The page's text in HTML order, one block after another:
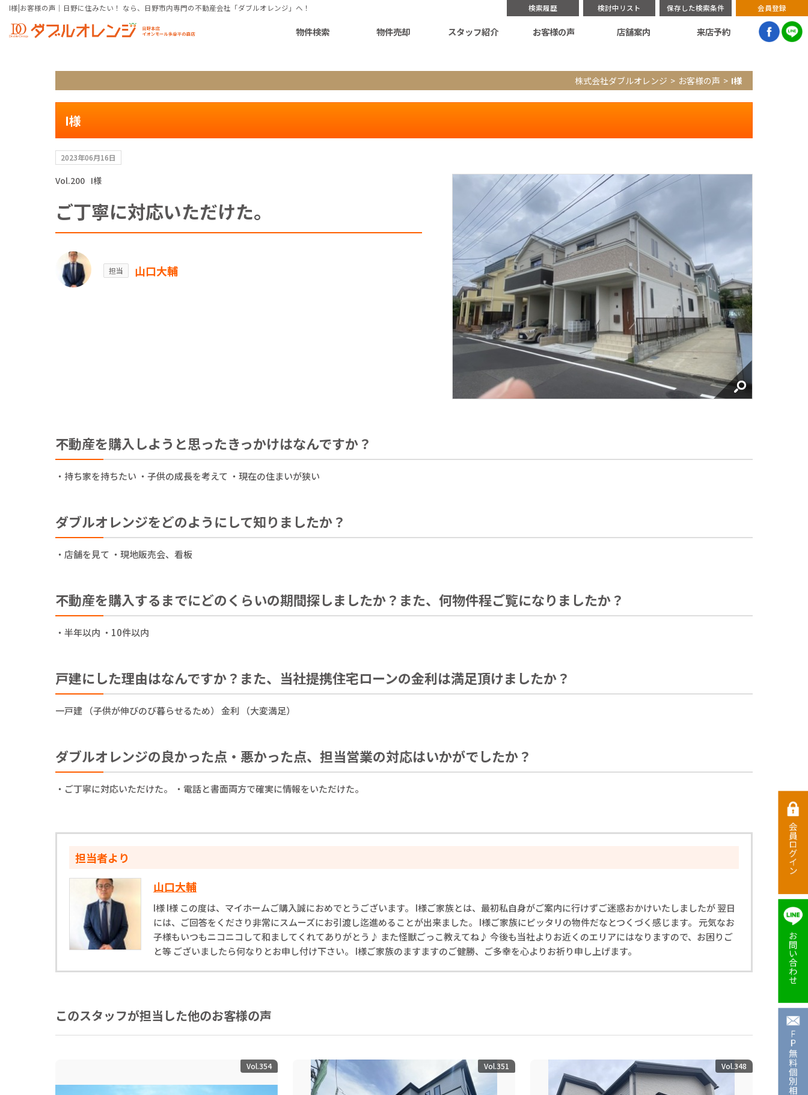
I様|お客様の声｜日野に住みたい！ なら、日野市内専門の不動産会社「ダブルオレンジ」へ！ 検索履歴 検討中リスト 保存した検索条件 会員登録
物件検索 物件売却 スタッフ紹介 お客様の声 店舗案内 来店予約
株式会社ダブルオレンジ お客様の声 I様
I様
2023年06月16日
Vol.200 I様
ご丁寧に対応いただけた。
担当 山口大輔
不動産を購入しようと思ったきっかけはなんですか？
・持ち家を持ちたい ・子供の成長を考えて ・現在の住まいが狭い
ダブルオレンジをどのようにして知りましたか？
・店舗を見て ・現地販売会、看板
不動産を購入するまでにどのくらいの期間探しましたか？また、何物件程ご覧になりましたか？
・半年以内 ・10件以内
戸建にした理由はなんですか？また、当社提携住宅ローンの金利は満足頂けましたか？
一戸建 （子供が伸びのび暮らせるため） 金利 （大変満足）
ダブルオレンジの良かった点・悪かった点、担当営業の対応はいかがでしたか？
・ご丁寧に対応いただけた。 ・電話と書面両方で確実に情報をいただけた。
担当者より
山口大輔
I様 I様 この度は、マイホームご購入誠におめでとうございます。 I様ご家族とは、最初私自身がご案内に行けずご迷惑おかけいたしましたが 翌日
には、ご回答をくださり非常にスムーズにお引渡し迄進めることが出来ました。 I様ご家族にピッタリの物件だなとつくづく感じます。 元気なお
子様もいつもニコニコして和ましてくれてありがとう♪ また怪獣ごっこ教えてね♪ 今後も当社よりお近くのエリアにはなりますので、お困りご
と等 ございましたら何なりとお申し付け下さい。 I様ご家族のますますのご健勝、ご多幸を心よりお祈り申し上げます。
このスタッフが担当した他のお客様の声
Vol.354 Vol.351 Vol.348